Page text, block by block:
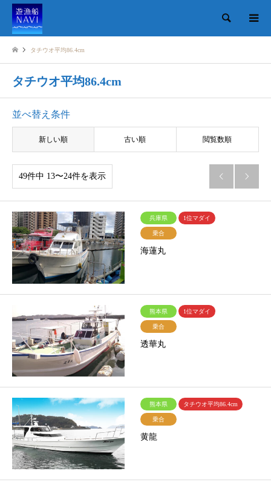
検索
タチウオ平均86.4cm
タチウオ平均86.4cm
並べ替え条件
新しい順 古い順 閲覧数順
49件中 13〜24件を表示  
兵庫県 1位マダイ
乗合
海蓮丸
熊本県 1位マダイ
乗合
透華丸
熊本県 タチウオ平均86.4cm
乗合
黄龍